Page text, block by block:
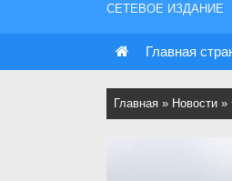
СЕТЕВОЕ ИЗДАНИЕ
Главная
Главная » Новости »